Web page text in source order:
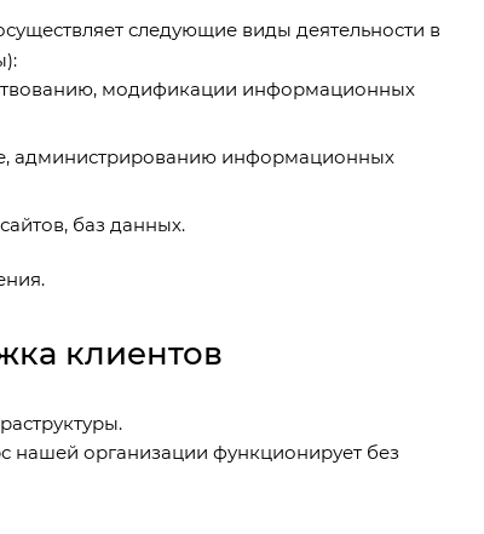
следующие виды деятельности в
модификации информационных
администрированию информационных
баз данных.
.
клиентов
нашей организации функционирует без